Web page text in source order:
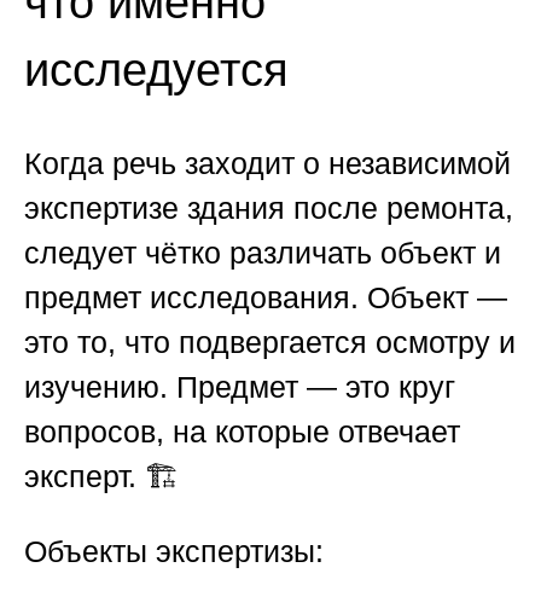
исследуется
Когда речь заходит о независимой
экспертизе здания после ремонта,
следует чётко различать объект и
предмет исследования. Объект —
это то, что подвергается осмотру и
изучению. Предмет — это круг
вопросов, на которые отвечает
эксперт. 🏗
Объекты экспертизы: